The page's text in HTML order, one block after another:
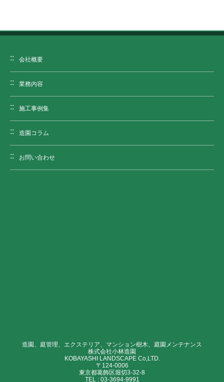
会社概要
業務内容
施工事例集
造園コラム
お問い合わせ
造園、庭管理、エクステリア、マンション樹木、庭園メンテナンス
株式会社小林造園
KOBAYASHI LANDSCAPE Co,LTD.
〒124-0006
東京都葛飾区堀切3-32-8
TEL : 03-3694-9991